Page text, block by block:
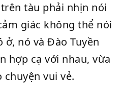
tàu phải nhịn nói
giác không thể nói
ở, nó và Đào Tuyền
hợp cạ với nhau, vừa
vui vẻ.